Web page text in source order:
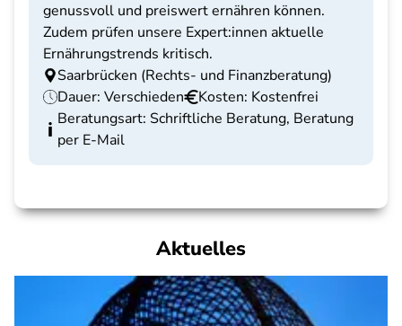
genussvoll und preiswert ernähren können.
Zudem prüfen unsere Expert:innen aktuelle
Ernährungstrends kritisch.
Saarbrücken (Rechts- und Finanzberatung)
Dauer: Verschieden
Kosten: Kostenfrei
Beratungsart: Schriftliche Beratung, Beratung
per E-Mail
Aktuelles